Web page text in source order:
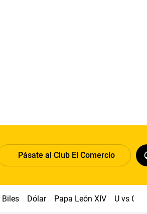
Pásate al Club El Comercio
Dólar Papa León XIV U vs